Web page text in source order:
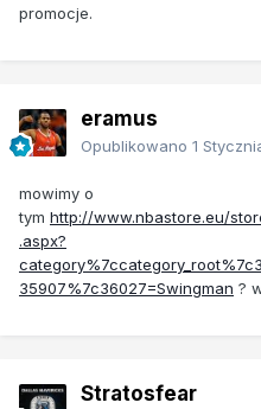
promocje.
eramus
Opublikowano 1
mowimy o
tym http://www.nbastore.eu/
.aspx?
35907%7c36027=Swingman ?
Stratosfear